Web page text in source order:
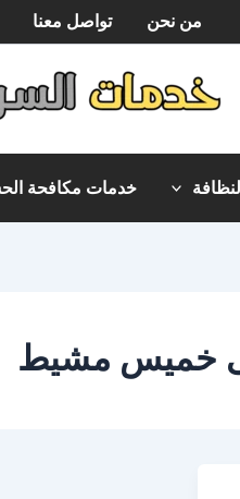
من نحن تواصل معنا
خدمات مكافحة
خميس مشيط